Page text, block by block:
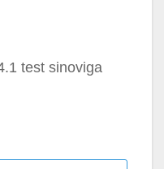
test sinoviga